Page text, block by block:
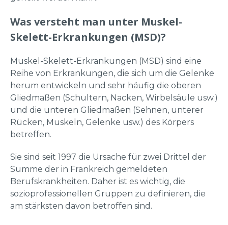
Was versteht man unter Muskel-
Skelett-Erkrankungen (MSD)?
Muskel-Skelett-Erkrankungen (MSD) sind eine
Reihe von Erkrankungen, die sich um die Gelenke
herum entwickeln und sehr häufig die oberen
Gliedmaßen (Schultern, Nacken, Wirbelsäule usw.)
und die unteren Gliedmaßen (Sehnen, unterer
Rücken, Muskeln, Gelenke usw.) des Körpers
betreffen.
Sie sind seit 1997 die Ursache für zwei Drittel der
Summe der in Frankreich gemeldeten
Berufskrankheiten. Daher ist es wichtig, die
sozioprofessionellen Gruppen zu definieren, die
am stärksten davon betroffen sind.